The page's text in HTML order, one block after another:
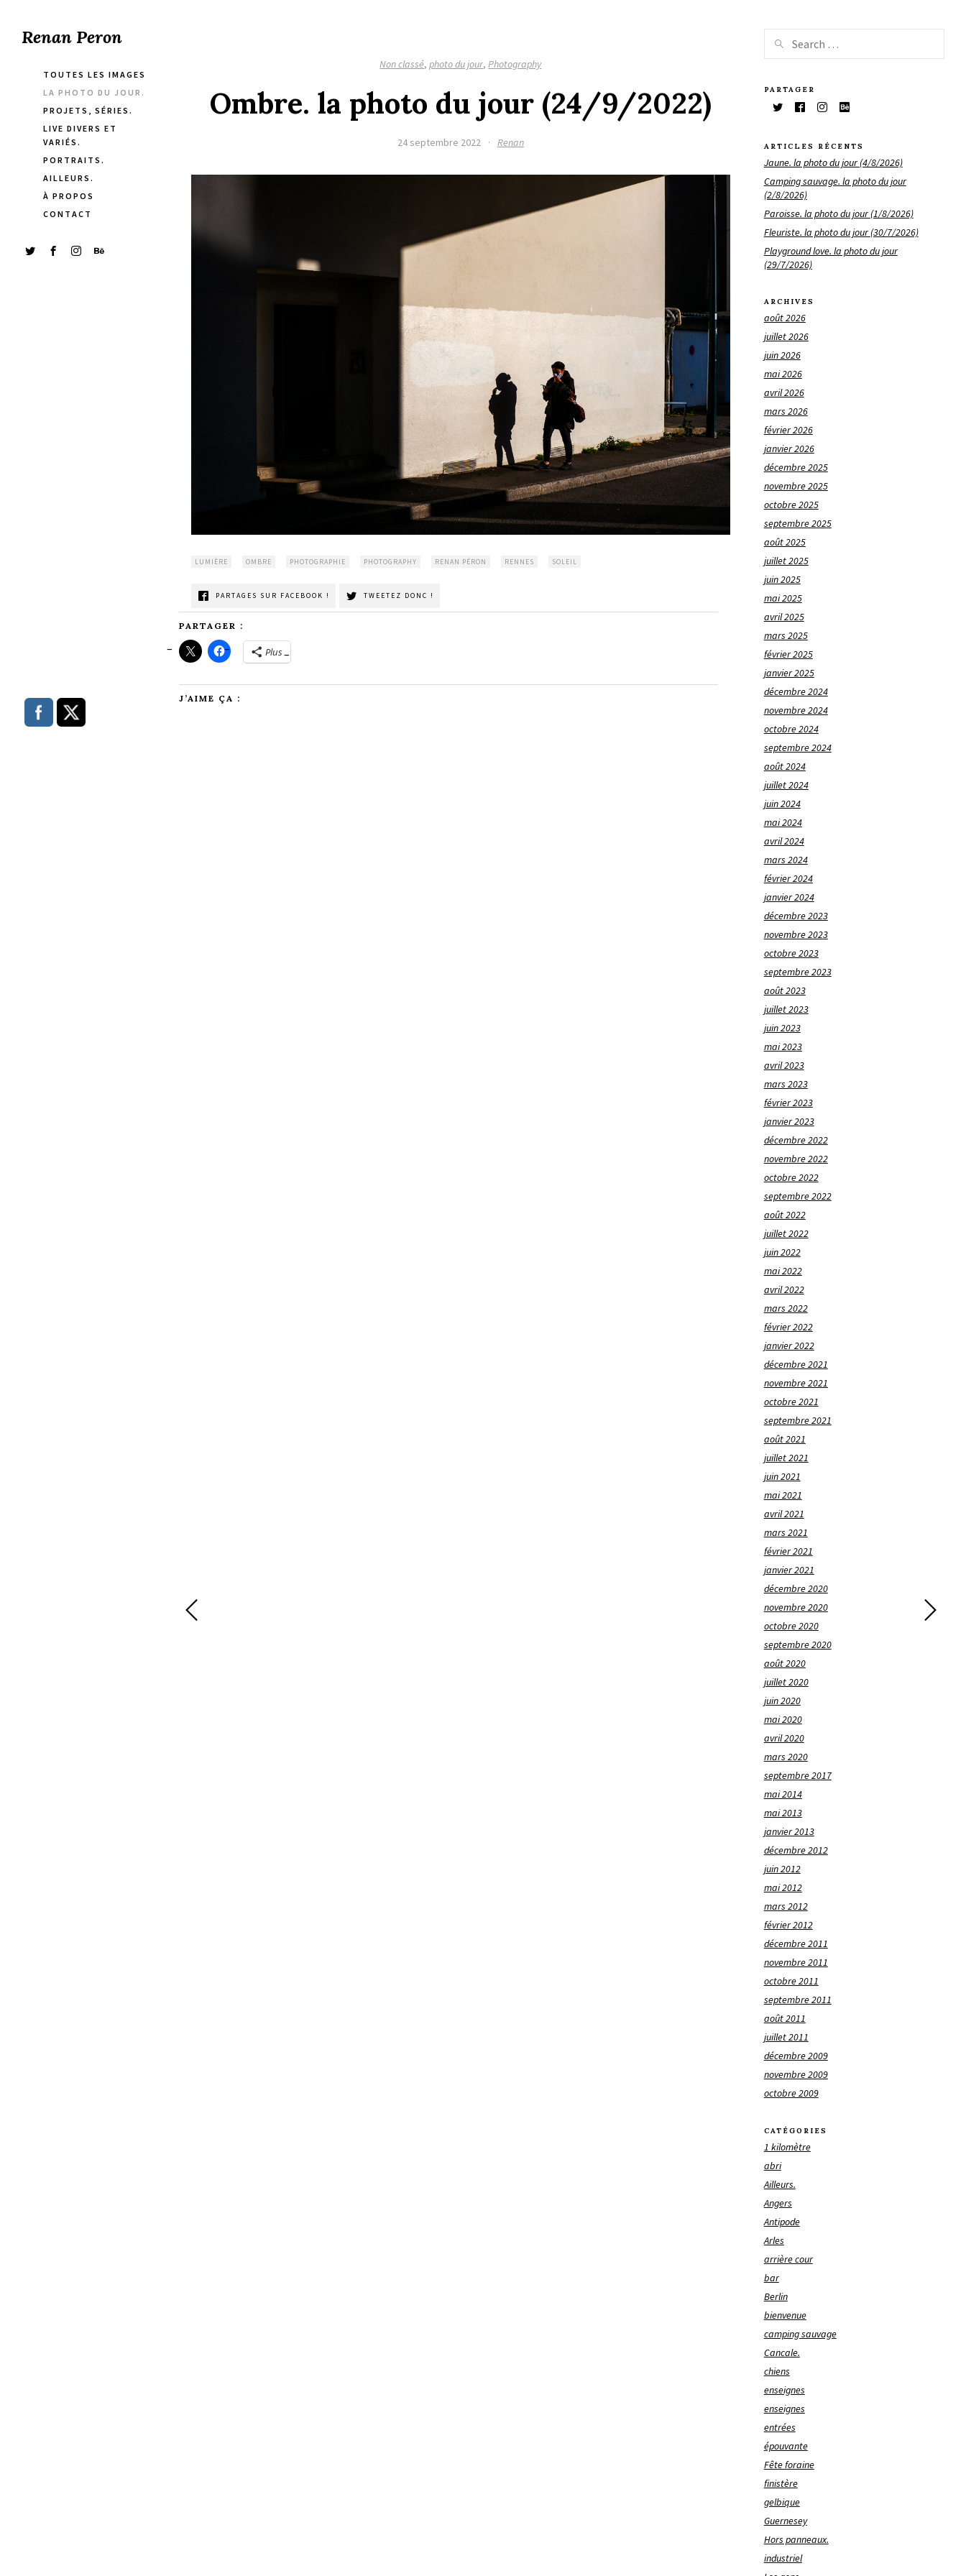
Renan Peron
TOUTES LES IMAGES
LA PHOTO DU JOUR.
PROJETS, SÉRIES.
LIVE DIVERS ET
VARIÉS.
PORTRAITS.
AILLEURS.
À PROPOS
CONTACT
Non classé,photo du jour,Photography
Ombre. la photo du jour (24/9/2022)
24 septembre 2022 · Renan
LUMIÈRE OMBRE PHOTOGRAPHIE PHOTOGRAPHY RENAN PÉRON RENNES SOLEIL
PARTAGES SUR FACEBOOK ! TWEETEZ DONC !
PARTAGER :
Plus
J’AIME ÇA :
PARTAGER
ARTICLES RÉCENTS
Jaune. la photo du jour (4/8/2026)
Camping sauvage. la photo du jour
(2/8/2026)
Paroisse. la photo du jour (1/8/2026)
Fleuriste. la photo du jour (30/7/2026)
Playground love. la photo du jour
(29/7/2026)
ARCHIVES
août 2026
juillet 2026
juin 2026
mai 2026
avril 2026
mars 2026
février 2026
janvier 2026
décembre 2025
novembre 2025
octobre 2025
septembre 2025
août 2025
juillet 2025
juin 2025
mai 2025
avril 2025
mars 2025
février 2025
janvier 2025
décembre 2024
novembre 2024
octobre 2024
septembre 2024
août 2024
juillet 2024
juin 2024
mai 2024
avril 2024
mars 2024
février 2024
janvier 2024
décembre 2023
novembre 2023
octobre 2023
septembre 2023
août 2023
juillet 2023
juin 2023
mai 2023
avril 2023
mars 2023
février 2023
janvier 2023
décembre 2022
novembre 2022
octobre 2022
septembre 2022
août 2022
juillet 2022
juin 2022
mai 2022
avril 2022
mars 2022
février 2022
janvier 2022
décembre 2021
novembre 2021
octobre 2021
septembre 2021
août 2021
juillet 2021
juin 2021
mai 2021
avril 2021
mars 2021
février 2021
janvier 2021
décembre 2020
novembre 2020
octobre 2020
septembre 2020
août 2020
juillet 2020
juin 2020
mai 2020
avril 2020
mars 2020
septembre 2017
mai 2014
mai 2013
janvier 2013
décembre 2012
juin 2012
mai 2012
mars 2012
février 2012
décembre 2011
novembre 2011
octobre 2011
septembre 2011
août 2011
juillet 2011
décembre 2009
novembre 2009
octobre 2009
CATÉGORIES
1 kilomètre
abri
Ailleurs.
Angers
Antipode
Arles
arrière cour
bar
Berlin
bienvenue
camping sauvage
Cancale.
chiens
enseignes
enseignes
entrées
épouvante
Fête foraine
finistère
gelbique
Guernesey
Hors panneaux.
industriel